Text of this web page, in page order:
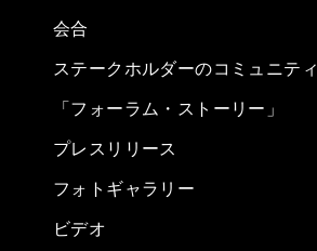
会合
ステークホルダーのコミュニティ
「フォーラム・ストーリー」
プレスリリース
フォトギャラリー
ビデオ